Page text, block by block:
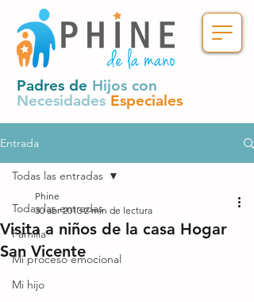
Padres de Hijos con
Necesidades Especiales
Entrada
Todas las entradas
Familia
Mi proceso emocional
Mi hijo
Todas las entradas
Visita a niños de la casa Hogar
San Vicente
Phine
30 abr 2013 2 min de lectura